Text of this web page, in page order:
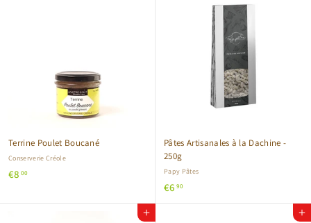
Terrine Poulet Boucané
Conserverie Créole
€8 00€
,
Pâtes Artisanales à la Dachine -
250g
Papy Pâtes
€6 90€
6
Ajouter au panier Ajouter au panier